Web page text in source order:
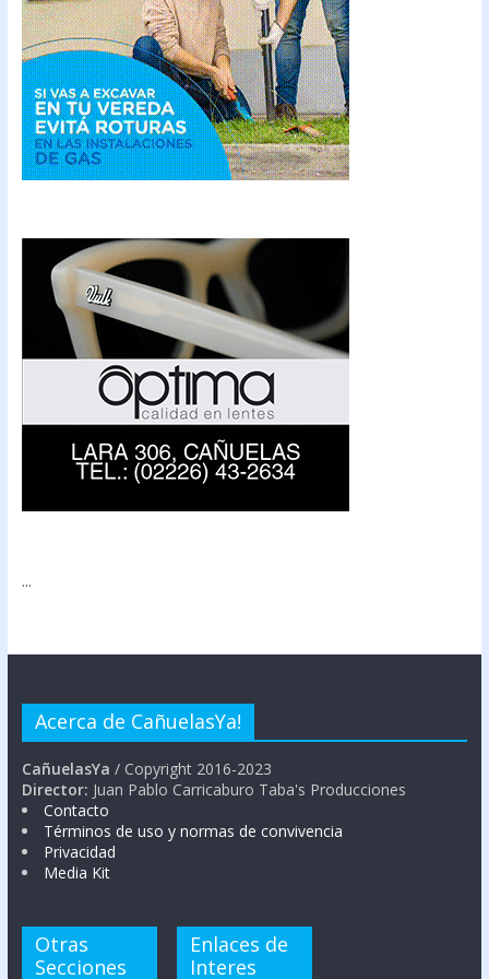
...
Acerca de CañuelasYa!
CañuelasYa / Copyright 2016-2023
Director: Juan Pablo Carricaburo Taba's Producciones
Contacto
Términos de uso y normas de convivencia
Privacidad
Media Kit
Otras
Secciones
Enlaces de
Interes